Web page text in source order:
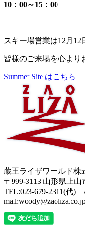
10：00～15：00
※宿泊利
スキー場営業は12月12
皆様のご来場を心より
Summer Site はこちら
蔵王ライザワールド株
〒999-3113 山形県上
TEL:023-679-2311(
mail:woody@zaoliza.co.jp